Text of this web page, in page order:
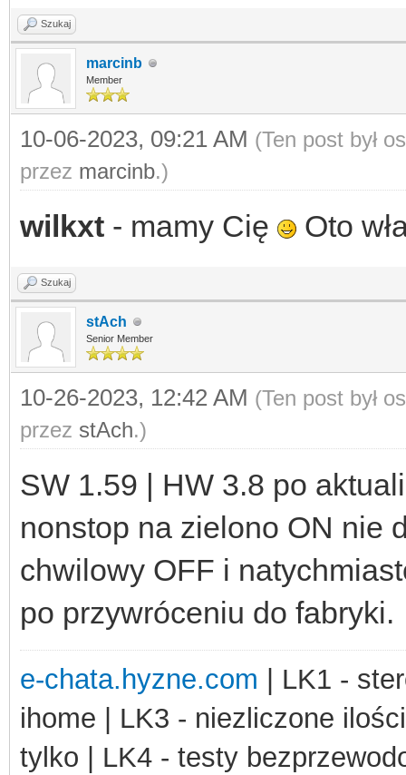
Szukaj
marcinb
Member
10-06-2023, 09:21 AM (Ten post był
przez marcinb.)
wilkxt - mamy Cię Oto
Szukaj
stAch
Senior Member
10-26-2023, 12:42 AM (Ten post był
przez stAch.)
SW 1.59 | HW 3.8 po
nonstop na zielono ON nie
chwilowy OFF i
po przywróceniu do fabryki.
e-chata.hyzne.com | LK1 -
ihome | LK3 - niezliczone
tylko | LK4 - testy